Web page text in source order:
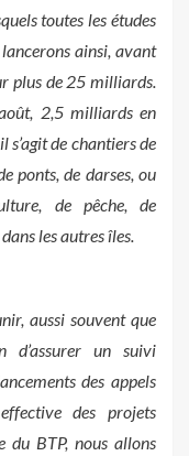
toutes les études
ainsi, avant
plus de 25 milliards.
2,5 milliards en
s’agit de chantiers de
ponts, de darses, ou
de pêche, de
les autres îles.
aussi souvent que
d’assurer un suivi
des appels
des projets
du BTP, nous allons